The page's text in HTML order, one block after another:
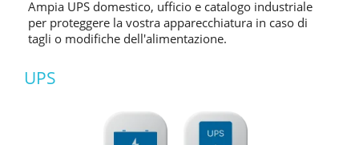
Ampia UPS domestico, ufficio e catalogo industriale
per proteggere la vostra apparecchiatura in caso di
tagli o modifiche dell'alimentazione.
UPS